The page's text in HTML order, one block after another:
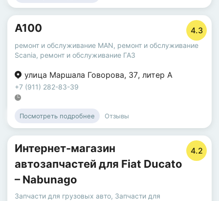
А100 4.3
ремонт и обслуживание MAN, ремонт и обслуживание
Scania, ремонт и обслуживание ГАЗ
улица Маршала Говорова, 37, литер А
+7 (911) 282-83-39
Посмотреть подробнее Отзывы
Интернет-магазин
автозапчастей для Fiat Ducato
– Nabunago
4.2
Запчасти для грузовых авто, Запчасти для